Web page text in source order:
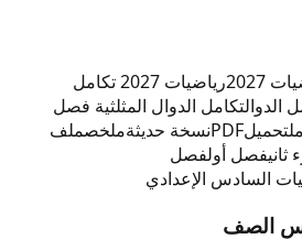
رياضيات 2027 تكامل
تكامل الدوال المثلثية فصل
تحميلPDFنسخة حديثةملخصملف
ثانيفصل أولفصل
السادس الإعدادي
الصف